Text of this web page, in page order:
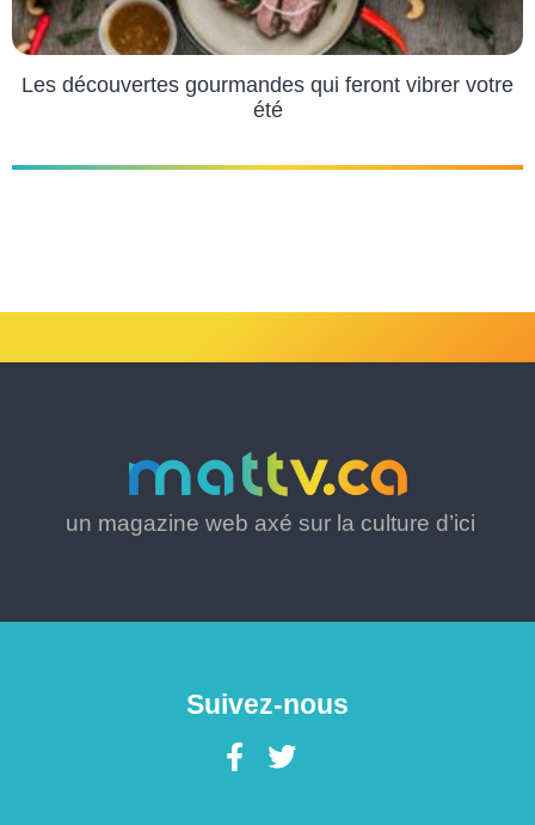
Les découvertes gourmandes qui feront vibrer votre
été
un magazine web axé sur la culture d’ici
Suivez-nous